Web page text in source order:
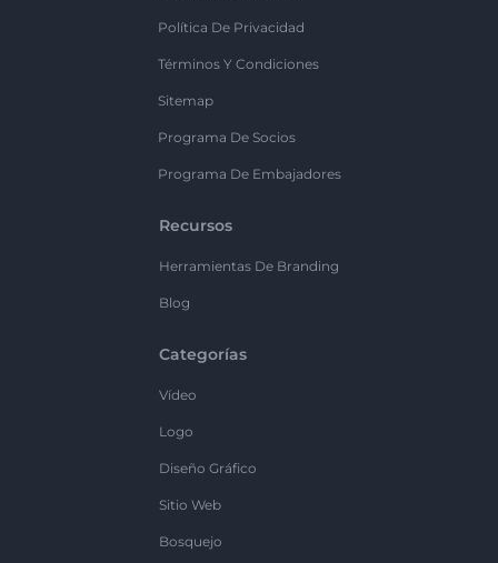
Política De Privacidad
Términos Y Condiciones
Sitemap
Programa De Socios
Programa De Embajadores
Recursos
Herramientas De Branding
Blog
Categorías
Vídeo
Logo
Diseño Gráfico
Sitio Web
Bosquejo